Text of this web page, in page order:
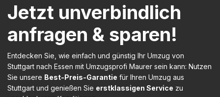
Jetzt unverbindlich
anfragen & sparen!
Entdecken Sie, wie einfach und günstig Ihr Umzug von
Stuttgart nach Essen mit Umzugsprofi Maurer sein kann: Nutzen
Sie unsere Best-Preis-Garantie für Ihren Umzug aus
Stuttgart und genießen Sie erstklassigen Service zu